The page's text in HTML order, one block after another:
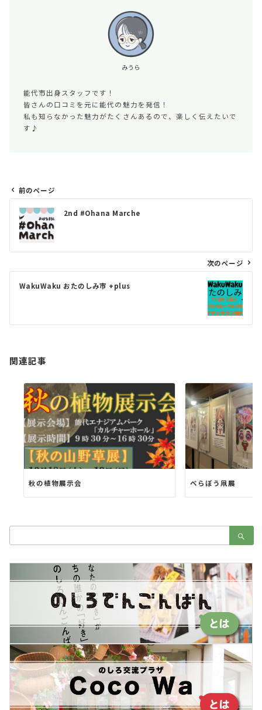
みうら
能代市出身スタッフです！
皆さんの口コミを元に能代の魅力を発信！
私も知らなかった魅力がたくさんあるので、楽しく伝えたいで
す♪
投
稿
ナ
ゲ
前のページ
2nd #Ohana Marche
次のページ
WakuWaku おたのしみ市 +plus
関連記事
秋の植物展示会 べらぼう凧展
索：